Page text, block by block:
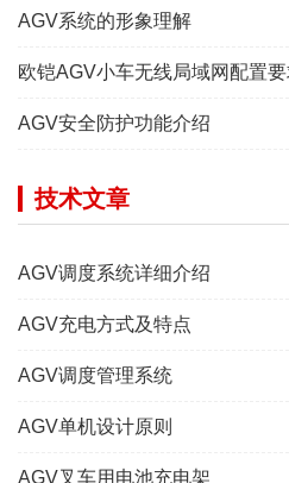
AGV系统的形象理解
欧铠AGV小车无线局域网配置
AGV安全防护功能介绍
技术文章
AGV调度系统详细介绍
AGV充电方式及特点
AGV调度管理系统
AGV单机设计原则
AGV叉车用电池充电架